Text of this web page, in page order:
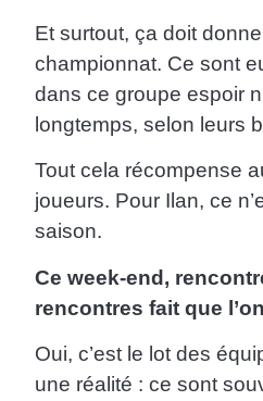
Et surtout, ça doit
championnat. Ce sont
dans ce groupe espoir
longtemps, selon leurs
Tout cela récompense
joueurs. Pour Ilan, ce
saison.
Ce week-end,
rencontres fait que
Oui, c’est le lot des
une réalité : ce sont